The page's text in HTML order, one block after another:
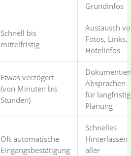
Grundinfos
Schnell bis
mittelfristig
Austausch
Fotos, Links,
Hotelinfos
Etwas verzögert
(von Minuten bis
Stunden)
Absprachen
für
Planung
Oft automatische
Eingangsbestätigung
Schnelles
Hinterlassen
aller